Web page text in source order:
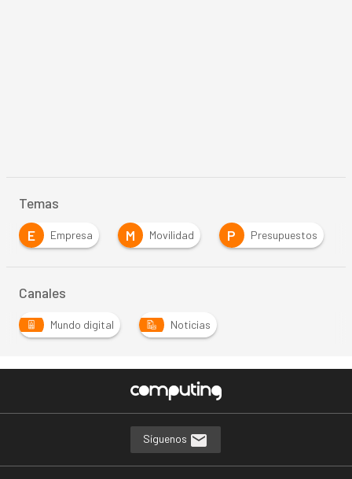
Temas
E
Empresa M Movilidad P Presupuestos
Canales
Mundo digital Noticias
Síguenos